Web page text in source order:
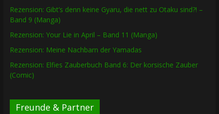
Rezension: Gibt’s denn keine Gyaru, die nett zu Otaku sind?! –
Band 9 (Manga)
Rezension: Your Lie in April – Band 11 (Manga)
Rezension: Meine Nachbarn der Yamadas
Rezension: Elfies Zauberbuch Band 6: Der korsische Zauber
(Comic)
Freunde & Partner